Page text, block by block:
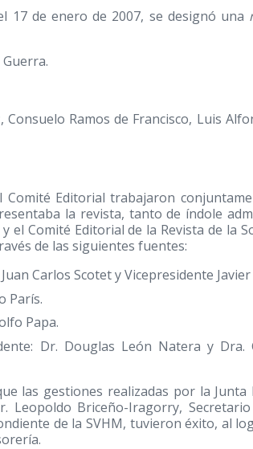
17 de enero de 2007, se designó una
Consuelo Ramos de Francisco, Luis
Editorial trabajaron
la revista, tanto de índole
el Comité Editorial de la Revista de la
de las siguientes fuentes:
Carlos Scotet y Vicepresidente
París.
Papa.
Dr. Douglas León Natera y Dra.
las gestiones realizadas por la Junta
Leopoldo Briceño-Iragorry,
de la SVHM, tuvieron éxito, al